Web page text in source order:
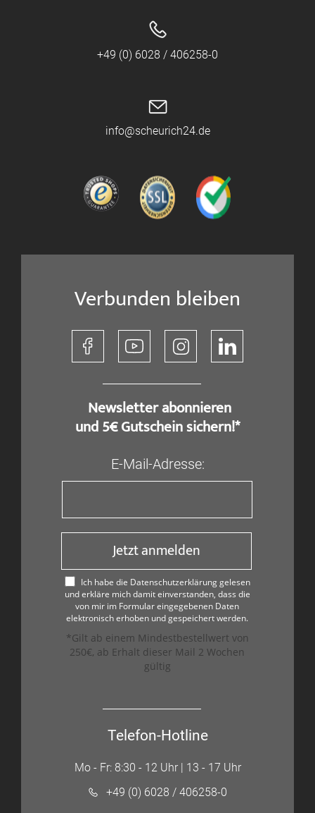
+49 (0) 6028 / 406258-0
info@scheurich24.de
Verbunden bleiben
​ Newsletter abonnieren
und 5€ Gutschein sichern!*
E-Mail-Adresse:
Jetzt anmelden
Ich habe die Datenschutzerklärung gelesen
und erkläre mich damit einverstanden, dass die
von mir im Formular eingegebenen Daten
elektronisch erhoben und gespeichert werden.
*Gilt ab einem Mindestbestellwert von
250€, ab Erhalt dieser Mail 2 Wochen
gültig
Telefon-Hotline
Mo - Fr: 8:30 - 12 Uhr | 13 - 17 Uhr
+49 (0) 6028 / 406258-0